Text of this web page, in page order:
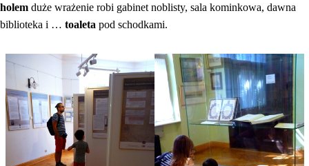
holem duże wrażenie robi gabinet noblisty, sala kominkowa, dawna
biblioteka i … toaleta pod schodkami.